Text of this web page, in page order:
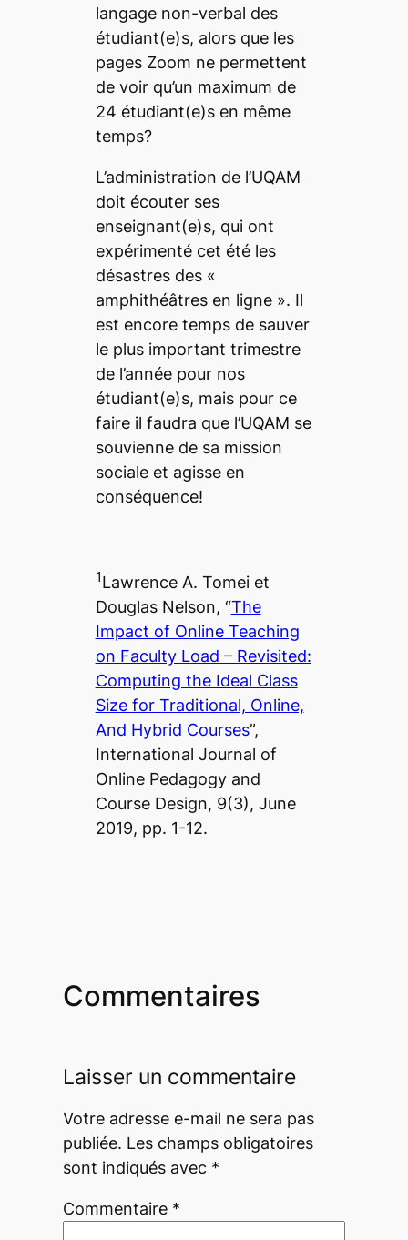
langage non-verbal des
étudiant(e)s, alors que les
pages Zoom ne permettent
de voir qu’un maximum de
24 étudiant(e)s en même
temps?
L’administration de l’UQAM
doit écouter ses
enseignant(e)s, qui ont
expérimenté cet été les
désastres des «
amphithéâtres en ligne». Il
est encore temps de sauver
le plus important trimestre
de l’année pour nos
étudiant(e)s, mais pour ce
faire il faudra que l’UQAM se
souvienne de sa mission
sociale et agisse en
conséquence!
1Lawrence A. Tomei et
Douglas Nelson, “The
Impact of Online Teaching
on Faculty Load – Revisited:
Computing the Ideal Class
Size for Traditional, Online,
And Hybrid Courses”,
International Journal of
Online Pedagogy and
Course Design, 9(3), June
2019, pp. 1-12.
Commentaires
Laisser un commentaire
Votre adresse e-mail ne sera pas
publiée. Les champs obligatoires
sont indiqués avec *
Commentaire *